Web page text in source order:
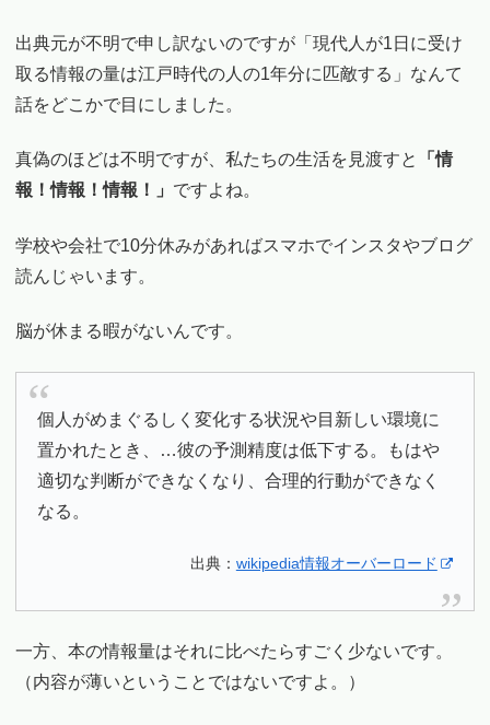
出典元が不明で申し訳ないのですが「現代人が1日に受け
取る情報の量は江戸時代の人の1年分に匹敵する」なんて
話をどこかで目にしました。
真偽のほどは不明ですが、私たちの生活を見渡すと
「情
報！情報！情報！」 ですよね。
学校や会社で10分休みがあればスマホでインスタやブログ
読んじゃいます。
脳が休まる暇がないんです。
個人がめまぐるしく変化する状況や目新しい環境に
置かれたとき、…彼の予測精度は低下する。もはや
適切な判断ができなくなり、合理的行動ができなく
なる。
出典： wikipedia情報オーバーロード
一方、本の情報量はそれに比べたらすごく少ないです。
（内容が薄いということではないですよ。）